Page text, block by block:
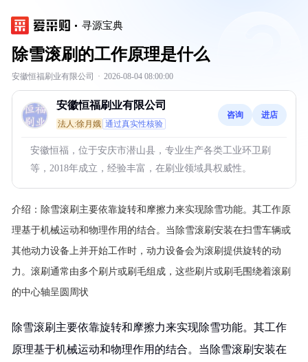
寻源宝典
除雪滚刷的工作原理是什么
安徽恒福刷业有限公司 · 2026-08-04 08:00:00
安徽恒福刷业有限公司
法人:徐月娥 通过真实性核验
咨询 进店
安徽恒福，位于安庆市潜山县，专业生产各类工业环卫刷
等，2018年成立，经验丰富，在刷业领域具权威性。
介绍： 除雪滚刷主要依靠旋转和摩擦力来实现除雪功能。其工作原
理基于机械运动和物理作用的结合。当除雪滚刷安装在扫雪车辆或
其他动力设备上并开始工作时，动力设备会为滚刷提供旋转的动
力。滚刷通常由多个刷片或刷毛组成，这些刷片或刷毛围绕着滚刷
的中心轴呈圆周状
除雪滚刷主要依靠旋转和摩擦力来实现除雪功能。其工作
原理基于机械运动和物理作用的结合。当除雪滚刷安装在